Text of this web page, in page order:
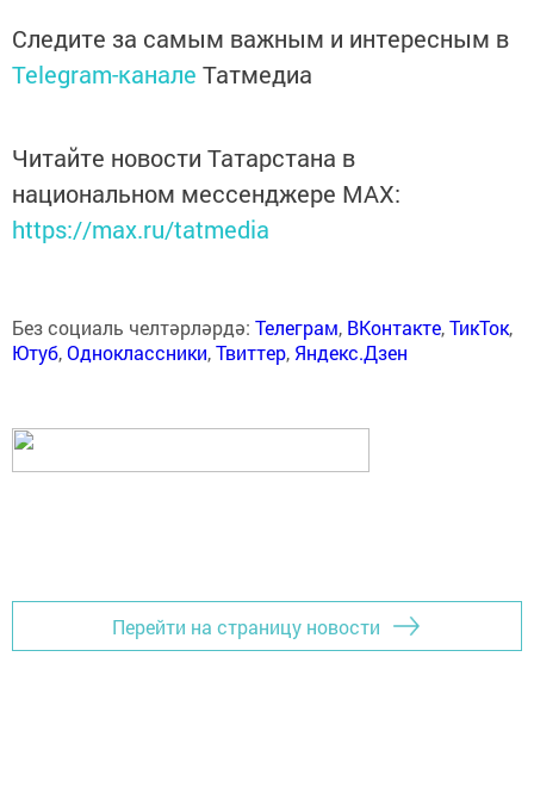
Следите за самым важным и интересным в
Telegram-канале Татмедиа
Читайте новости Татарстана в
национальном мессенджере MАХ:
https://max.ru/tatmedia
Без социаль челтәрләрдә: Телеграм, ВКонтакте,ТикТок,
Ютуб,Одноклассники,Твиттер, Яндекс.Дзен
Перейти на страницу новости